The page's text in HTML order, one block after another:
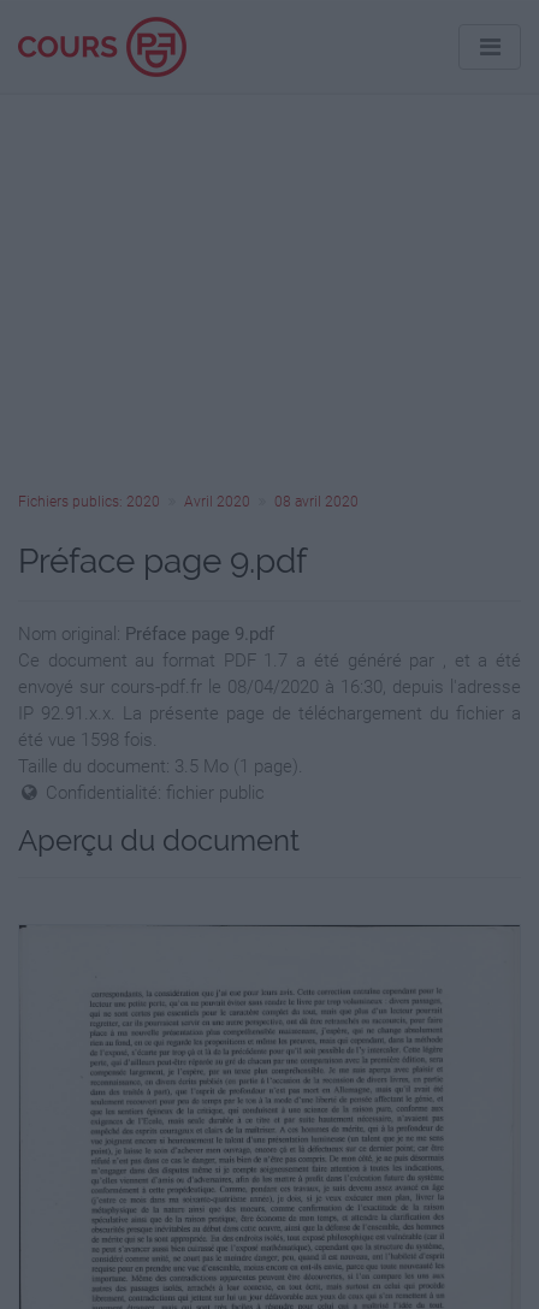
Fichiers publics: 2020 Avril 2020 08 avril 2020
Préface page 9.pdf
Nom original: Préface page 9.pdf
Ce document au format PDF 1.7 a été généré par , et a été
envoyé sur cours-pdf.fr le 08/04/2020 à 16:30, depuis l'adresse
IP 92.91.x.x. La présente page de téléchargement du fichier a
été vue 1598 fois.
Taille du document: 3.5 Mo (1 page).
Confidentialité: fichier public
Aperçu du document